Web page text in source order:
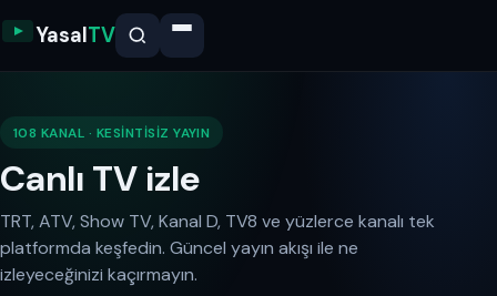
YasalTV
108 KANAL · KESINTISIZ YAYIN
Canlı TV izle
TRT, ATV, Show TV, Kanal D, TV8 ve yüzlerce kanalı tek
platformda keşfedin. Güncel yayın akışı ile ne
izleyeceğinizi kaçırmayın.